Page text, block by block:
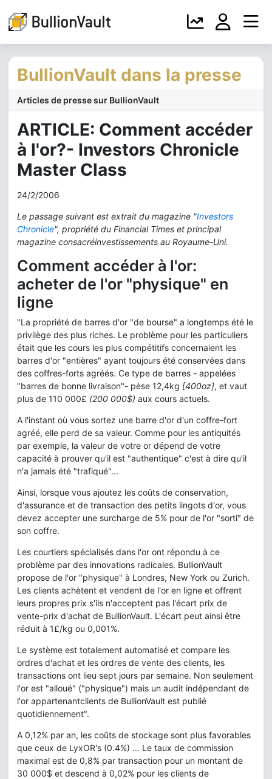
BullionVault dans la presse
Articles de presse sur BullionVault
ARTICLE: Comment accéder
à l'or?- Investors Chronicle
Master Class
24/2/2006
Le passage suivant est extrait du magazine "Investors
Chronicle", propriété du Financial Times et principal
magazine consacréinvestissements au Royaume-Uni.
Comment accéder à l'or:
acheter de l'or "physique" en
ligne
"La propriété de barres d'or "de bourse" a longtemps été le
privilège des plus riches. Le problème pour les particuliers
était que les cours les plus compétitifs concernaient les
barres d'or "entières" ayant toujours été conservées dans
des coffres-forts agréés. Ce type de barres - appelées
"barres de bonne livraison"- pèse 12,4kg [400oz], et vaut
plus de 110 000£ (200 000$) aux cours actuels.
A l'instant où vous sortez une barre d'or d'un coffre-fort
agréé, elle perd de sa valeur. Comme pour les antiquités
par exemple, la valeur de votre or dépend de votre
capacité à prouver qu'il est "authentique" c'est à dire qu'il
n'a jamais été "trafiqué"...
Ainsi, lorsque vous ajoutez les coûts de conservation,
d'assurance et de transaction des petits lingots d'or, vous
devez accepter une surcharge de 5% pour de l'or "sorti" de
son coffre.
Les courtiers spécialisés dans l'or ont répondu à ce
problème par des innovations radicales. BullionVault
propose de l'or "physique" à Londres, New York ou Zurich.
Les clients achètent et vendent de l'or en ligne et offrent
leurs propres prix s'ils n'acceptent pas l'écart prix de
vente-prix d'achat de BullionVault. L'écart peut ainsi être
réduit à 1£/kg ou 0,001%.
Le système est totalement automatisé et compare les
ordres d'achat et les ordres de vente des clients, les
transactions ont lieu sept jours par semaine. Non seulement
l'or est "alloué" ("physique") mais un audit indépendant de
l'or appartenantclients de BullionVault est publié
quotidiennement".
A 0,12% par an, les coûts de stockage sont plus favorables
que ceux de LyxOR's (0.4%) ... Le taux de commission
maximal est de 0,8% par transaction pour un montant de
30 000$ et descend à 0,02% pour les clients de